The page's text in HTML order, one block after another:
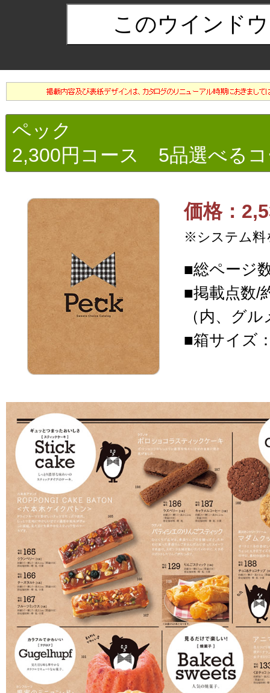
ペック
2,300円コース 5品選べる
価格：
※システム料
■総ページ
■掲載点数/
（内、グ
■箱サイズ